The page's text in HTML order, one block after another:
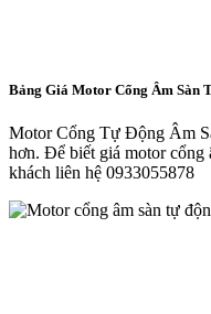
Bảng Giá Motor Cổng Âm Sàn
Motor Cổng Tự Động Âm
hơn. Để biết giá motor cổng
khách liên hệ 0933055878